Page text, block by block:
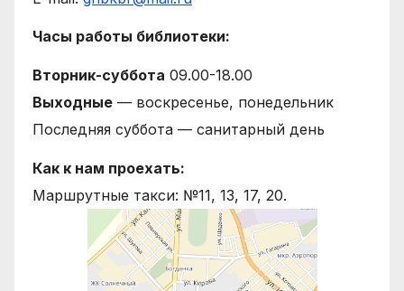
Часы работы библиотеки:
Вторник-суббота 09.00-18.00
Выходные — воскресенье, понедельник
Последняя суббота — санитарный день
Как к нам проехать:
Маршрутные такси: №11, 13, 17, 20.